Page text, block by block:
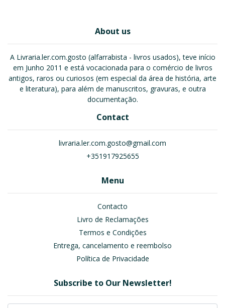
About us
A Livraria.ler.com.gosto (alfarrabista - livros usados), teve início
em Junho 2011 e está vocacionada para o comércio de livros
antigos, raros ou curiosos (em especial da área de história, arte
e literatura), para além de manuscritos, gravuras, e outra
documentação.
Contact
livraria.ler.com.gosto@gmail.com
+351917925655
Menu
Contacto
Livro de Reclamações
Termos e Condições
Entrega, cancelamento e reembolso
Política de Privacidade
Subscribe to Our Newsletter!